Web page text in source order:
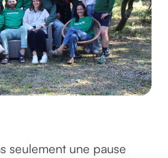
seulement une pause